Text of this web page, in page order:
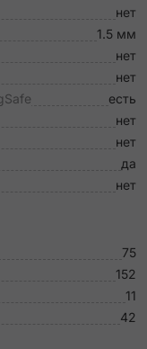
нет
1.5 мм
нет
нет
есть
нет
нет
да
нет
75
152
11
42